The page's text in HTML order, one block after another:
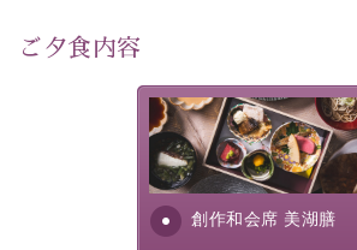
30項目以上からなる独自の衛生・消
---------------------------------------------
・記念写真＆オリジナル【フォトフ
思い出デザートプレート付き
ご夕食内容
創作和会席 美湖膳
美湖膳とは諏訪の地で特
提供する為に料理長・神
明が考え出した創作和
す。美しい諏訪湖の幸...